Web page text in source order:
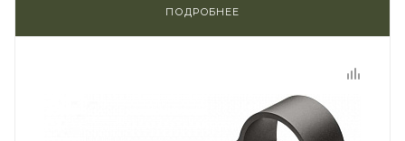
ПОДРОБНЕЕ